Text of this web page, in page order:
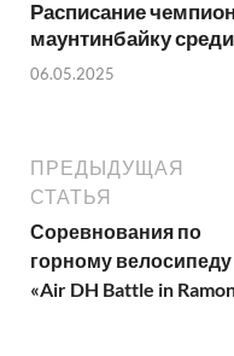
Расписание
маунтинбайку
06.05.2025
ПРЕДЫДУЩАЯ
СТАТЬЯ
Соревнования по
горному велосипеду
«Air DH Battle in